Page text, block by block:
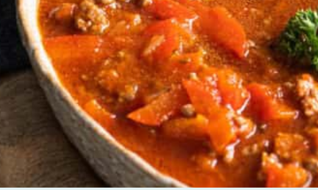
voorgerechten drankjes